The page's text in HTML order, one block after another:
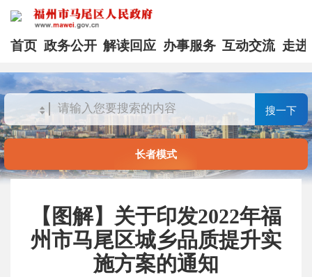
首页 政务公开 解读回应 办事服务 互动交流 走进
搜一下
长者模式
【图解】关于印发2022年福
州市马尾区城乡品质提升实
施方案的通知